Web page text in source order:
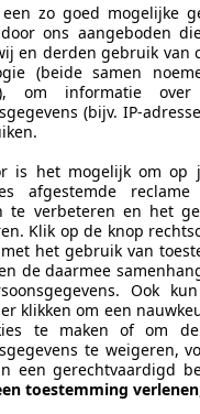
€
86.369 km Benzine
zo goed mogelijke
ons aangeboden
en derden gebruik van
(beide samen
om informatie
(bijv. IP-
is het mogelijk om op
afgestemde
te verbeteren en het
Klik op de knop
het gebruik van
de daarmee
Ook
klikken om een
te maken of om
te weigeren,
een gerechtvaardigd
toestemming verlenen